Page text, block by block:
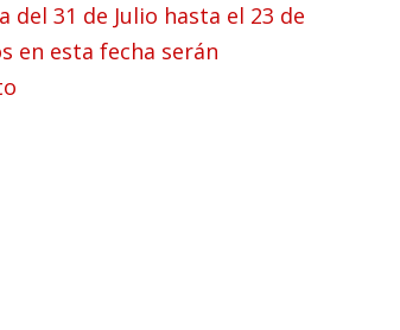
31 de Julio hasta el 23 de
en esta fecha serán